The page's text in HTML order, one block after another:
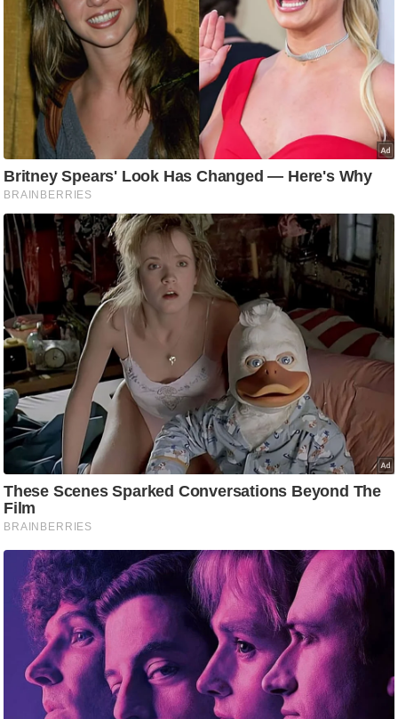
फै
श
न
लू
नु
प
र्य
ट
न
स्थ
ल
फि
ट
ने
स
मं
त्रा
रि
श
न
शि
प
रा
ज